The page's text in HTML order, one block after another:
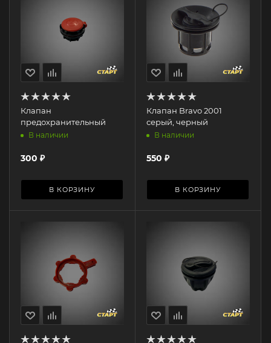
Клапан
предохранительный
В наличии
300 ₽
В КОРЗИНУ
Клапан Bravo 2001
серый, черный
В наличии
550 ₽
В КОРЗИНУ